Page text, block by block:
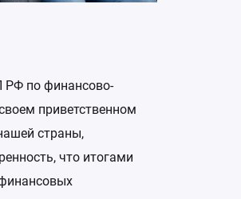
РФ по финансово-
приветственном
страны,
что итогами